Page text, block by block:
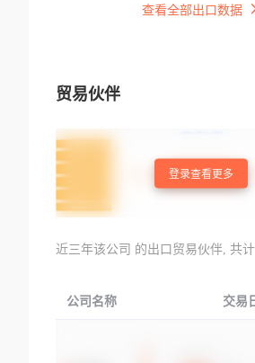
查看全部出口数据
贸易伙伴
登录查看更多
近三年该公司 的出口贸易伙伴, 共计
公司名称 交易